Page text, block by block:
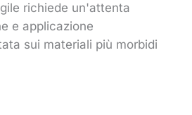
richiede un'attenta
e applicazione
sui materiali più morbidi